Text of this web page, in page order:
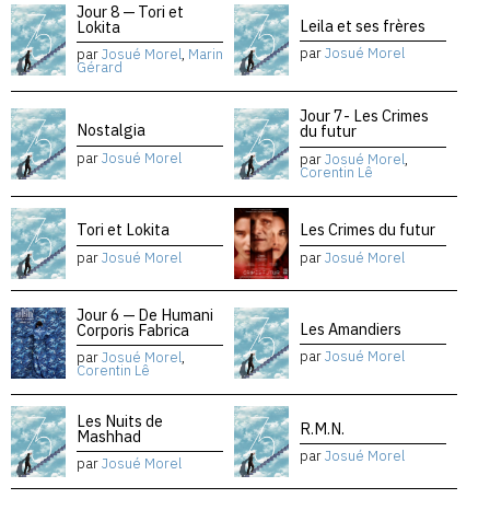
Jour 8 — Tori et
Lokita
parJosué Morel, Marin
Gérard
Leila et ses frères
parJosué Morel
Nostalgia
parJosué Morel
Jour 7- Les Crimes
du futur
parJosué Morel,
Corentin Lê
Tori et Lokita
parJosué Morel
Les Crimes du futur
parJosué Morel
Jour 6 — De Humani
Corporis Fabrica
parJosué Morel,
Corentin Lê
Les Amandiers
parJosué Morel
Les Nuits de
Mashhad
parJosué Morel
R.M.N.
parJosué Morel